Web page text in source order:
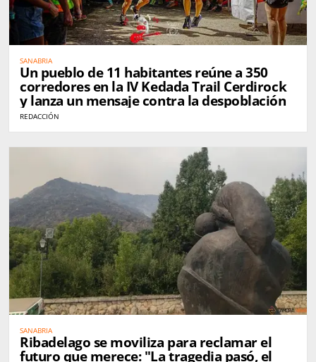
SANABRIA
Un pueblo de 11 habitantes reúne a 350
corredores en la IV Kedada Trail Cerdirock
y lanza un mensaje contra la despoblación
REDACCIÓN
SANABRIA
Ribadelago se moviliza para reclamar el
futuro que merece: "La tragedia pasó, el